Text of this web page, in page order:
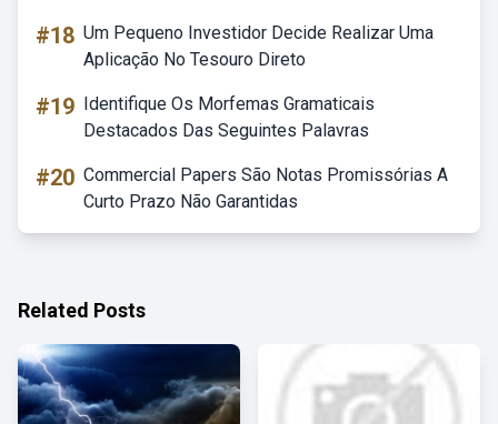
#18 Um Pequeno Investidor Decide Realizar Uma
Aplicação No Tesouro Direto
#19 Identifique Os Morfemas Gramaticais
Destacados Das Seguintes Palavras
#20 Commercial Papers São Notas Promissórias A
Curto Prazo Não Garantidas
Related Posts